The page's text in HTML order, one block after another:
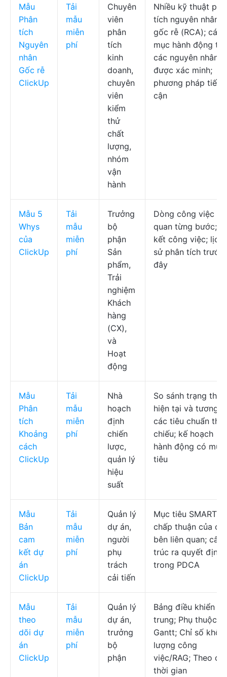
Mẫu
Phân
tích
Nguyên
nhân
Gốc rễ
ClickUp
Tải
mẫu
miễn
phí
Chuyên
viên
phân
tích
kinh
doanh,
chuyên
viên
kiểm
thử
chất
lượng,
nhóm
vận
hành
Nhiều kỹ thuật
tích nguyên nhân
gốc rễ (RCA); các
mục hành động từ
các nguyên nhân
được xác minh;
phương pháp tiếp
cận
Mẫu 5
Whys
của
ClickUp
Tải
mẫu
miễn
phí
Trưởng
bộ
phận
Sản
phẩm,
Trải
nghiệm
Khách
hàng
(CX),
và
Hoạt
động
Dòng công việc
quan từng bước;
kết công việc; lịch
sử phân tích trước
đây
Mẫu
Phân
tích
Khoảng
cách
ClickUp
Tải
mẫu
miễn
phí
Nhà
hoạch
định
chiến
lược,
quản lý
hiệu
suất
So sánh trạng thái
hiện tại và tương
các tiêu chuẩn
chiếu; kế hoạch
hành động có mục
tiêu
Mẫu
Bản
cam
kết dự
án
ClickUp
Tải
mẫu
miễn
phí
Quản lý
dự án,
người
phụ
trách
cải tiến
Mục tiêu SMART;
chấp thuận của
bên liên quan; cấu
trúc ra quyết định
trong PDCA
Mẫu
theo
dõi dự
án
ClickUp
Tải
mẫu
miễn
phí
Quản lý
dự án,
trưởng
bộ
phận
Bảng điều khiển
trung; Phụ thuộc
Gantt; Chỉ số khối
lượng công
việc/RAG; Theo dõi
thời gian